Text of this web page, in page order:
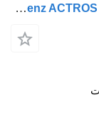
Mercedes-Benz ACTROS 1840 L 6-Sitzer BDF-Fahrgestell 7,45 m